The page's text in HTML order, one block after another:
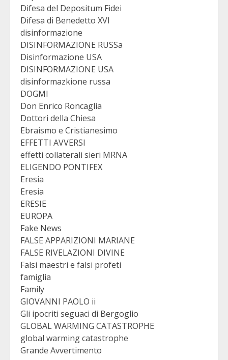
Difesa del Depositum Fidei
Difesa di Benedetto XVI
disinformazione
DISINFORMAZIONE RUSSa
Disinformazione USA
DISINFORMAZIONE USA
disinformazkione russa
DOGMI
Don Enrico Roncaglia
Dottori della Chiesa
Ebraismo e Cristianesimo
EFFETTI AVVERSI
effetti collaterali sieri MRNA
ELIGENDO PONTIFEX
Eresia
Eresia
ERESIE
EUROPA
Fake News
FALSE APPARIZIONI MARIANE
FALSE RIVELAZIONI DIVINE
Falsi maestri e falsi profeti
famiglia
Family
GIOVANNI PAOLO ii
Gli ipocriti seguaci di Bergoglio
GLOBAL WARMING CATASTROPHE
global warming catastrophe
Grande Avvertimento